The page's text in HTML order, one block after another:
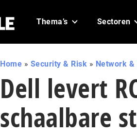
Thema’s Sectoren
Home » Security & Risk » Network &
Dell levert
schaalbare